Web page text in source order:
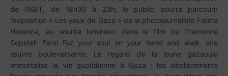
de l’AGIT, de 18h30 à 23h, le public pourra parcourir
l’exposition « Les yeux de Gaza » de la photojournaliste Fatma
Hassona, au sourire lumineux dans le film de l’Iranienne
Sepideh Farsi Put your soul on your hand and walk, une
œuvre bouleversante. Le regard de la jeune gazaouie
immortalise la vie quotidienne à Gaza : les déplacements